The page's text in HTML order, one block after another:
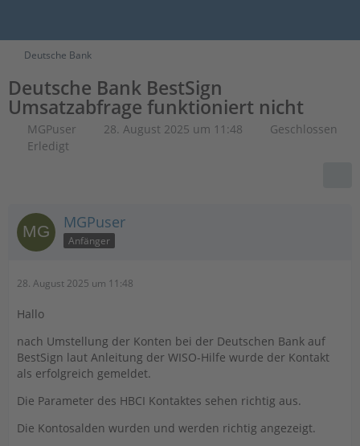
Deutsche Bank
Deutsche Bank BestSign
Umsatzabfrage funktioniert nicht
MGPuser 28. August 2025 um 11:48
Geschlossen
Erledigt
MGPuser
Anfänger
28. August 2025 um 11:48
Hallo
nach Umstellung der Konten bei der Deutschen Bank auf
BestSign laut Anleitung der WISO-Hilfe wurde der Kontakt
als erfolgreich gemeldet.
Die Parameter des HBCI Kontaktes sehen richtig aus.
Die Kontosalden wurden und werden richtig angezeigt.